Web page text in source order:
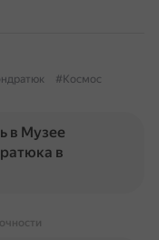
#Космос
в Музее
в